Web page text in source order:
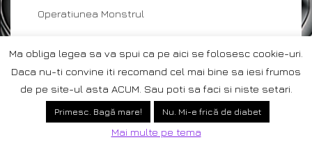
Operatiunea Monstrul
System Log
Țepelea
Trav Bot
Ma obliga legea sa va spui ca pe aici se folosesc cookie-uri.
Daca nu-ti convine iti recomand cel mai bine sa iesi frumos
de pe site-ul asta ACUM. Sau poti sa faci si niste setari.
Primesc. Bagă mare! Nu. Mi-e frică de diabet
Mai multe pe tema